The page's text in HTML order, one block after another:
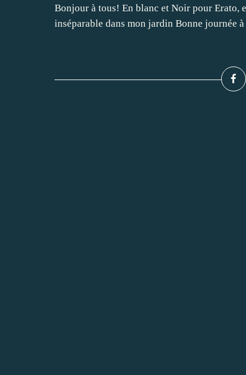
Bonjour à tous! En blanc et Noir pour Erato,
inséparable dans mon jardin Bonne journée